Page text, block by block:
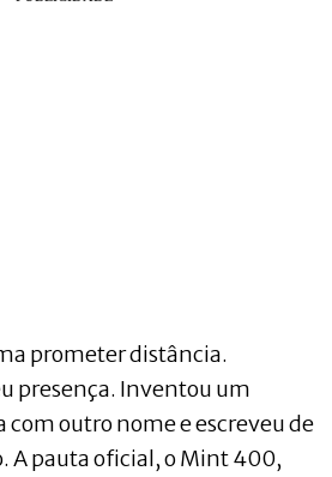
prometer distância.
presença. Inventou um
com outro nome e escreveu de
A pauta oficial, o Mint 400,